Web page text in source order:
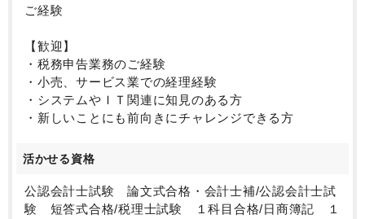
ご経験
【歓迎】
・税務申告業務のご経験
・小売、サービス業での経理経験
・システムやＩＴ関連に知見のある方
・新しいことにも前向きにチャレンジできる方
活かせる資格
公認会計士試験 論文式合格・会計士補/公認会計士試
験 短答式合格/税理士試験 １科目合格/日商簿記 １